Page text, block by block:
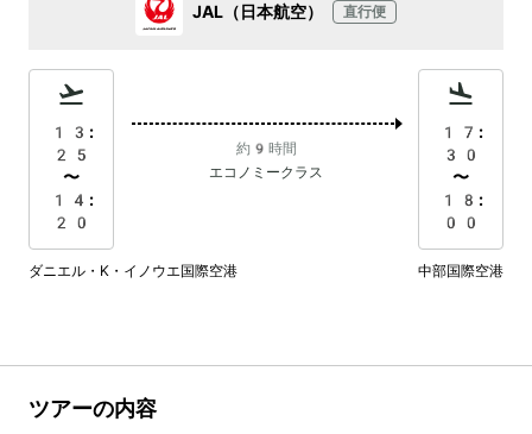
JAL（日本航空） 直行便
13:
25
〜
14:
20
約9時間
エコノミークラス
17:
30
〜
18:
00
ダニエル・K・イノウエ国際空港 中部国際空港
ツアーの内容